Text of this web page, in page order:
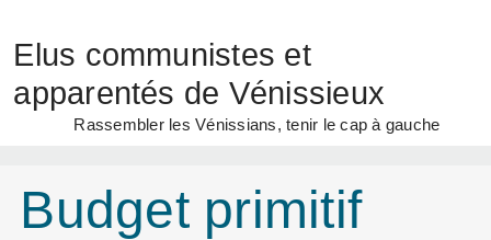
Elus communistes et
apparentés de Vénissieux
Rassembler les Vénissians, tenir le cap à gauche
Budget primitif